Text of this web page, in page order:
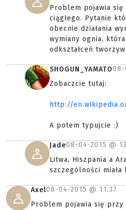
Problem pojawia
ciągłego. Pytanie
obecnie działania
wymiany ognia,
odkształceń
SHOGUN_YAMATO08-
Zobaczcie tutaj:
http://
A potem typujcie :)
Jade08-04-2015 @
Litwa, Hiszpania a
szczególności
Axel08-04-2015 @ 11:37
Problem pojawia się przy